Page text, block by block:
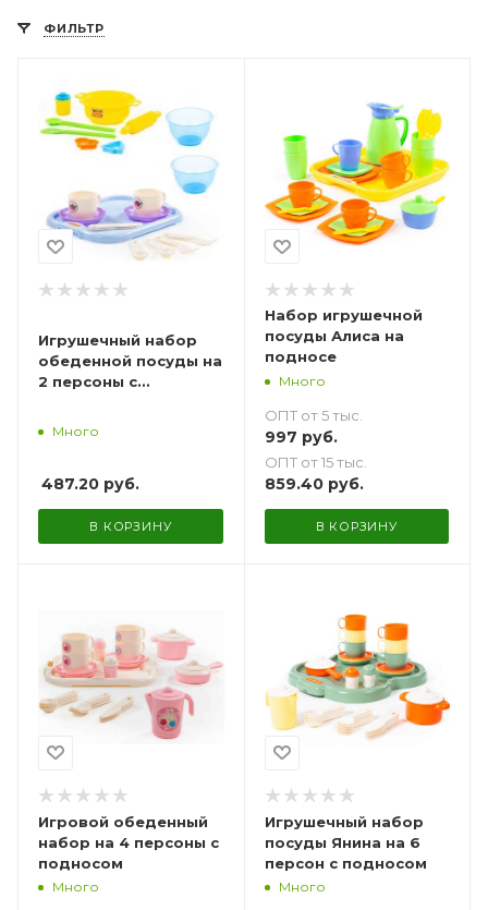
ФИЛЬТР
Игрушечный набор
обеденной посуды на
2 персоны с
Много
487.20 руб.
В КОРЗИНУ
Набор игрушечной
посуды Алиса на
подносе
Много
ОПТ от 5 тыс.
997 руб.
ОПТ от 15 тыс.
859.40руб.
В КОРЗИНУ
Игровой обеденный
набор на 4 персоны с
подносом
Много
Игрушечный набор
посуды Янина на 6
персон с подносом
Много